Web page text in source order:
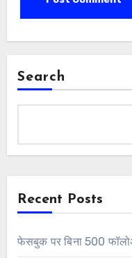
Search
Recent Posts
फेसबुक पर बिना 500